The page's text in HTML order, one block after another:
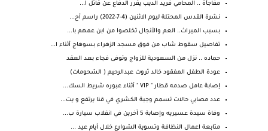
مفاجأة .. المحامي فريد الديب يقرر الدفاع عن قاتل ا...
نشرة القدس المحتلة ليوم الاثنين (4-7-2022) راسم أح...
بسبب الميراث.. العم والأنجال تخلصوا من ابن عمهم با...
تفاصيل سقوط شاب من فوق مسجد الزهراء بسوهاج أثناء ا...
حماده .. نزل من السعودية للزواج وتوفى فجاء بعد العقد
عودة الطفل المفقود خالد ثروت عبدالرحيم ( الشحومات)
إصابة عامل صدمه قطار " VIP " أثناء عبوره شريط السك...
عدد مصابي حالات تسمم وجبة الكشري في قنا يرتفع و يت...
وفاة سيدة عسيريه وإصابة 5 آخرين في انقلاب سيارة ب...
متابعة اعمال النظافة وتسوية الشوارع خلال أيام عيد ...